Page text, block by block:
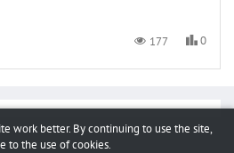
177 0
work better. By continuing to use the site,
to the use of cookies.